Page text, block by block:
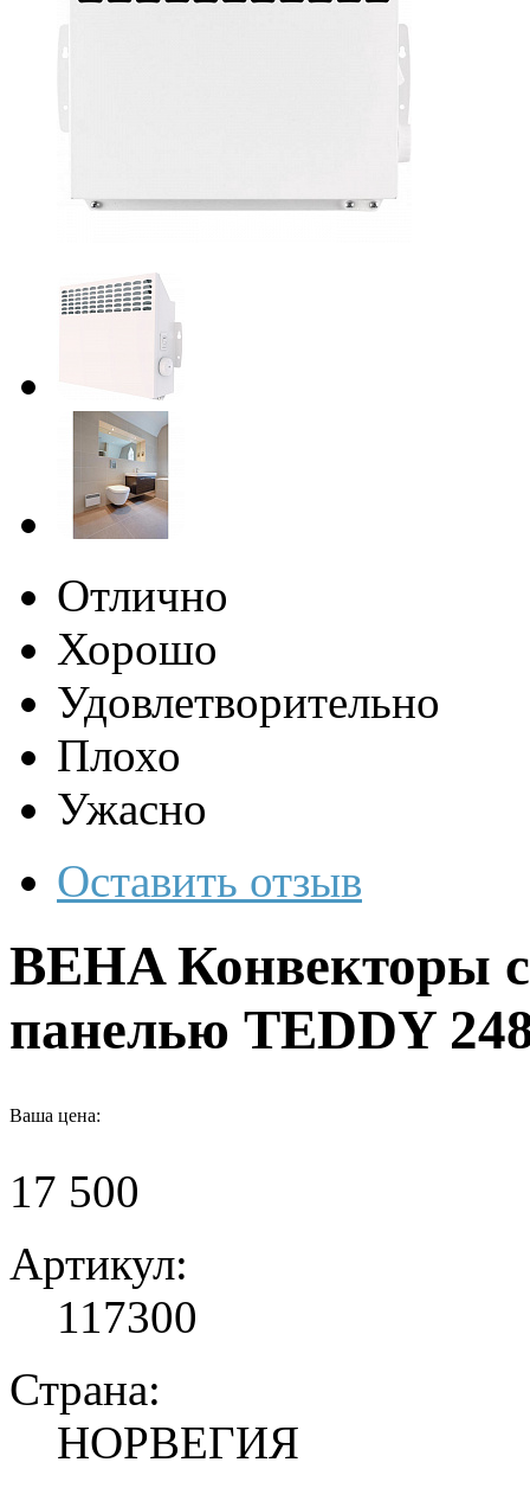
Отлично
Хорошо
Удовлетворительно
Плохо
Ужасно
Оставить отзыв
BEHA Конвекторы
панелью TEDDY
Ваша цена:
17 500
Артикул:
117300
Страна:
НОРВЕГИЯ